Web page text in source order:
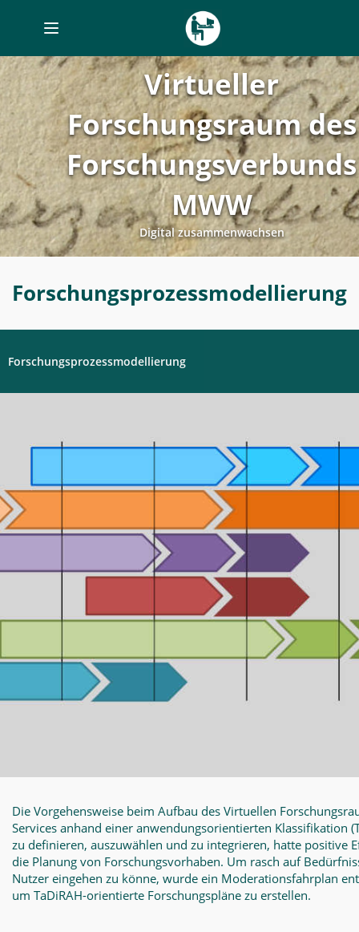
Toggle
navigation
Virtueller
Forschungsraum des
Forschungsverbunds
MWW
Digital zusammenwachsen
-
Forschungsprozessmodellierung
-
Digitales
Labor
Forschungsprozessmodellierung
Forschungsprozessmodellierung
Die Vorgehensweise beim Aufbau des Virtuellen
Services anhand einer anwendungsorientierten Klassifikation
zu definieren, auszuwählen und zu integrieren, hatte positive
die Planung von Forschungsvorhaben. Um rasch auf
Nutzer eingehen zu könne, wurde ein Moderationsfahrplan
um TaDiRAH-orientierte Forschungspläne zu erstellen.